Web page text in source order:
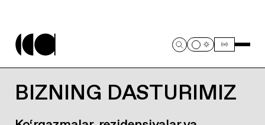
BIZNING DASTURIMIZ